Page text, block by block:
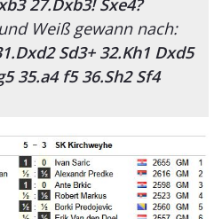
27.Dxb3! Sxe4?
Weiß gewann nach:
Sd3+ 32.Kh1 Dxd5
35.a4 f5 36.Sh2 Sf4